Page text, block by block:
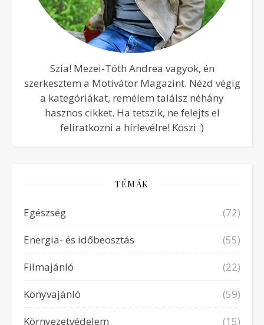
Szia! Mezei-Tóth Andrea vagyok, én
szerkesztem a Motivátor Magazint. Nézd végig
a kategóriákat, remélem találsz néhány
hasznos cikket. Ha tetszik, ne felejts el
feliratkozni a hírlevélre! Köszi :)
TÉMÁK
Egészség
(72)
Energia- és időbeosztás
(55)
Filmajánló
(22)
Könyvajánló
(59)
Környezetvédelem
(15)